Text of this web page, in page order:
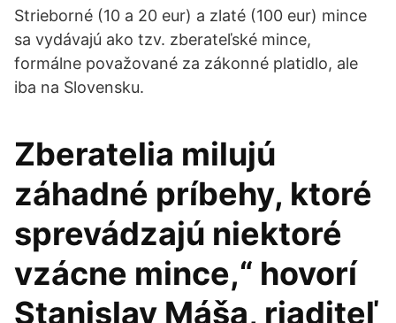
Strieborné (10 a 20 eur) a zlaté (100 eur) mince
sa vydávajú ako tzv. zberateľské mince,
formálne považované za zákonné platidlo, ale
iba na Slovensku.
Zberatelia milujú
záhadné príbehy, ktoré
sprevádzajú niektoré
vzácne mince,“ hovorí
Stanislav Máša, riaditeľ